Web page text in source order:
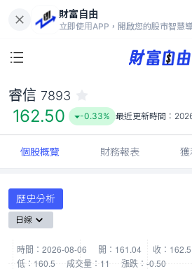
財富自由
立即使用APP，開啟您的股市智慧
162.50
-0.33%
睿信 7893
162.50 -0.33% 最近更新時間：
個股概覽 財務報表 獲
歷史分析
日線